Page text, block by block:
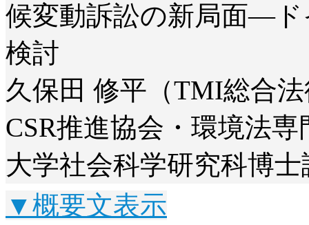
候変動訴訟の新局面―
検討
久保田 修平（TMI総合
CSR推進協会・環境法
大学社会科学研究科博士
▼概要文表示